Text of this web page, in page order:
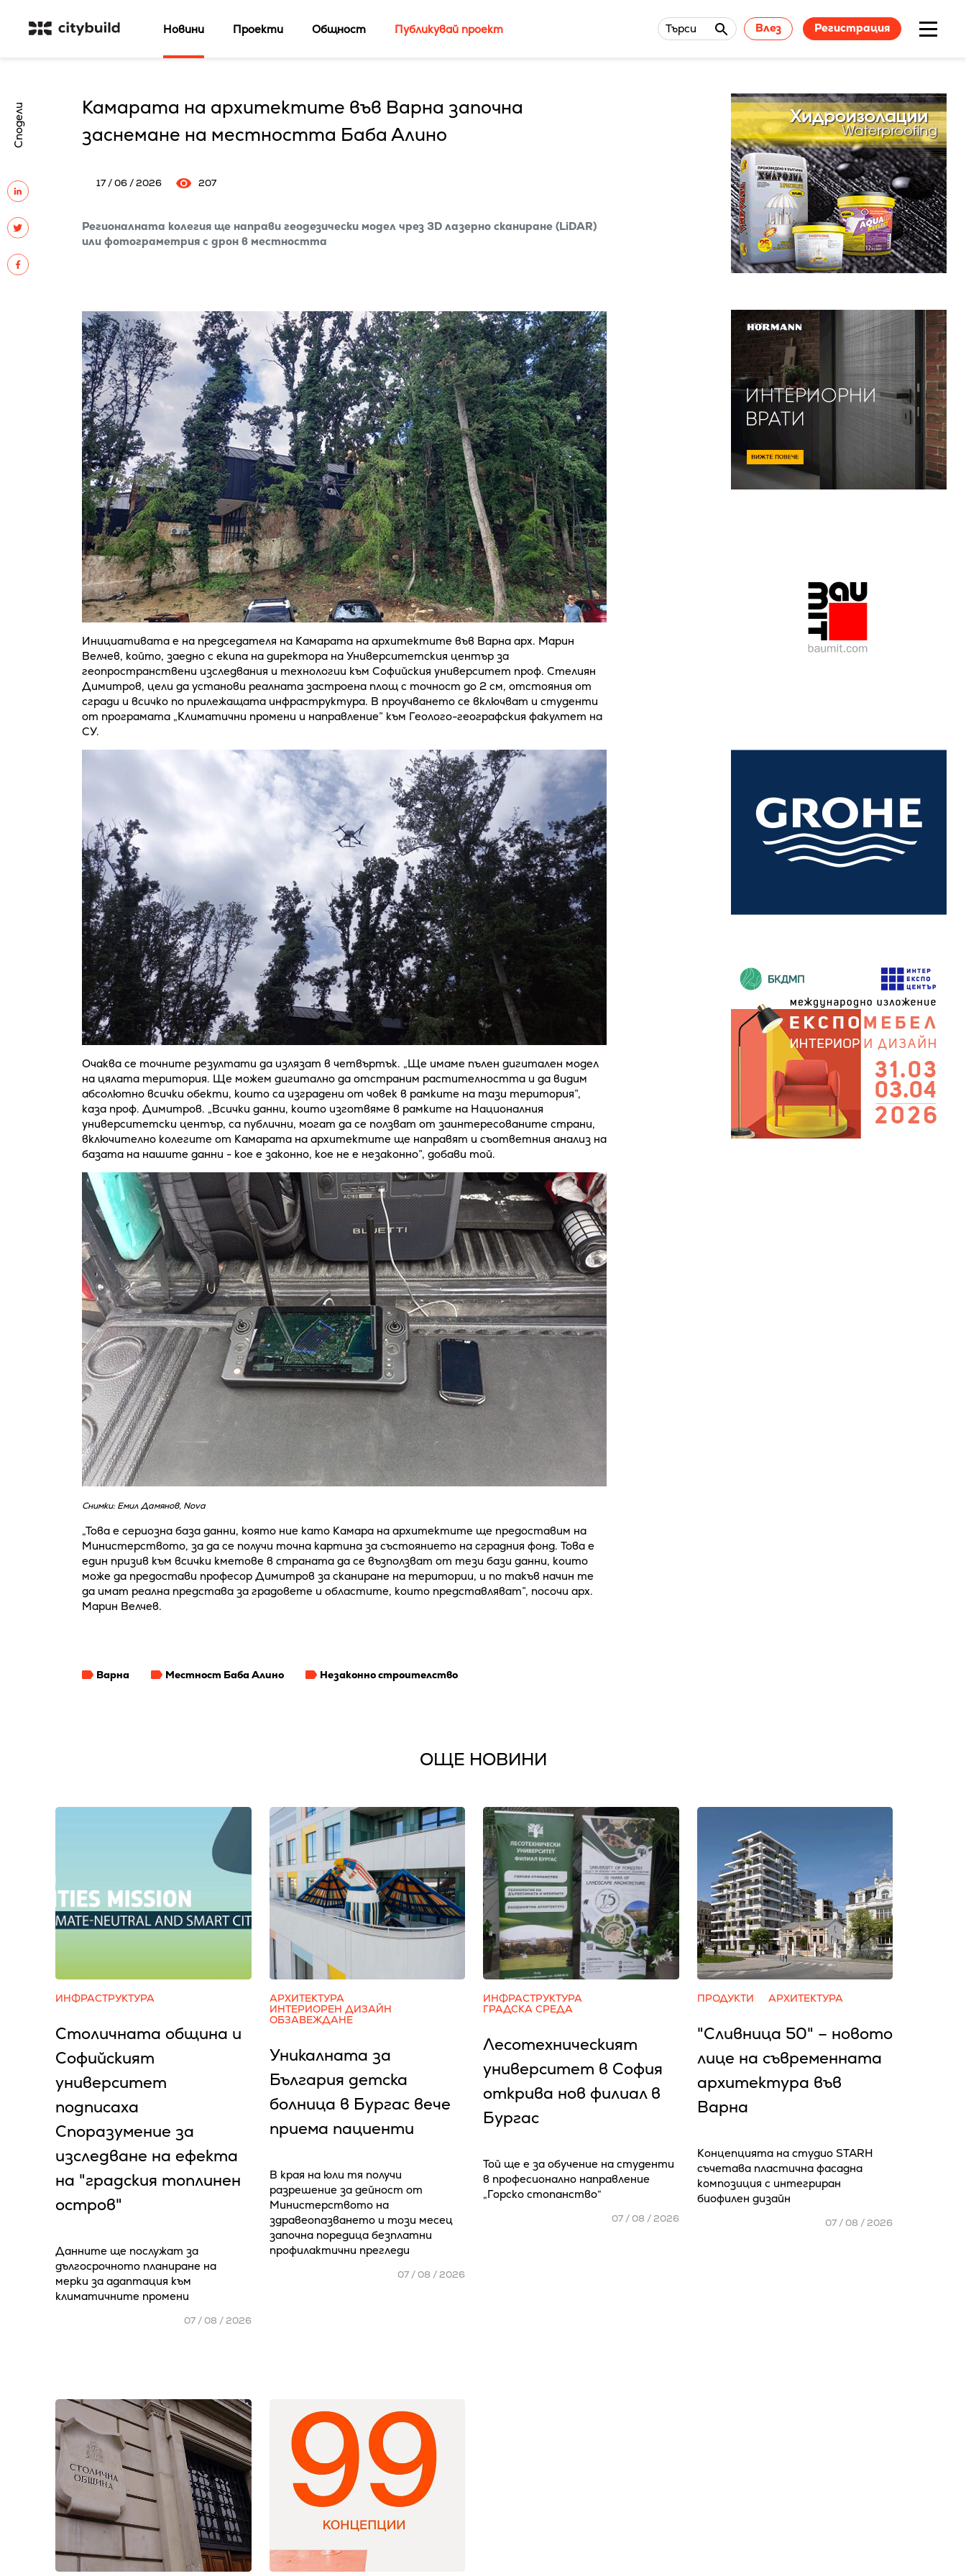
Новини Проекти Общност Публикувай проект Търси Влез Регистрация
Сподели
Камарата на архитектите във Варна започна
заснемане на местността Баба Алино
17 / 06 / 2026 207
Регионалната колегия ще направи геодезически модел чрез 3D лазерно сканиране (LiDAR)
или фотограметрия с дрон в местността
Инициативата е на председателя на Камарата на архитектите във Варна арх. Марин
Велчев, който, заедно с екипа на директора на Университетския център за
геопространствени изследвания и технологии към Софийския университет проф. Стелиян
Димитров, цели да установи реалната застроена площ с точност до 2 см, отстояния от
сгради и всичко по прилежащата инфраструктура. В проучването се включват и студенти
от програмата „Климатични промени и направление” към Геолого-географския факултет на
СУ.
Очаква се точните резултати да излязат в четвъртък. „Ще имаме пълен дигитален модел
на цялата територия. Ще можем дигитално да отстраним растителността и да видим
абсолютно всички обекти, които са изградени от човек в рамките на тази територия”,
каза проф. Димитров. „Всички данни, които изготвяме в рамките на Националния
университетски център, са публични, могат да се ползват от заинтересованите страни,
включително колегите от Камарата на архитектите ще направят и съответния анализ на
базата на нашите данни - кое е законно, кое не е незаконно”, добави той.
Снимки: Емил Дамянов, Nova
„Това е сериозна база данни, която ние като Камара на архитектите ще предоставим на
Министерството, за да се получи точна картина за състоянието на сградния фонд. Това е
един призив към всички кметове в страната да се възползват от тези бази данни, които
може да предостави професор Димитров за сканиране на територии, и по такъв начин те
да имат реална представа за градовете и областите, които представляват”, посочи арх.
Марин Велчев.
Варна Местност Баба Алино Незаконно строителство
ОЩЕ НОВИНИ
ИНФРАСТРУКТУРА
Столичната община и
Софийският
университет
подписаха
Споразумение за
изследване на ефекта
на "градския топлинен
остров"
Данните ще послужат за
дългосрочното планиране на
мерки за адаптация към
климатичните промени
07 / 08 / 2026
АРХИТЕКТУРА
ИНТЕРИОРЕН ДИЗАЙН
ОБЗАВЕЖДАНЕ
Уникалната за
България детска
болница в Бургас вече
приема пациенти
В края на юли тя получи
разрешение за дейност от
Министерството на
здравеопазването и този месец
започна поредица безплатни
профилактични прегледи
07 / 08 / 2026
ИНФРАСТРУКТУРА
ГРАДСКА СРЕДА
Лесотехническият
университет в София
открива нов филиал в
Бургас
Той ще е за обучение на студенти
в професионално направление
„Горско стопанство“
07 / 08 / 2026
ПРОДУКТИ АРХИТЕКТУРА
"Сливница 50" – новото
лице на съвременната
архитектура във
Варна
Концепцията на студио STARH
съчетава пластична фасадна
композиция с интегриран
биофилен дизайн
07 / 08 / 2026